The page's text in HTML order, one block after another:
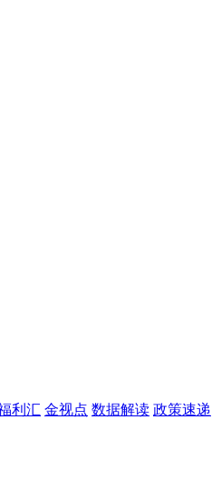
利汇 金视点 数据解读 政策速递